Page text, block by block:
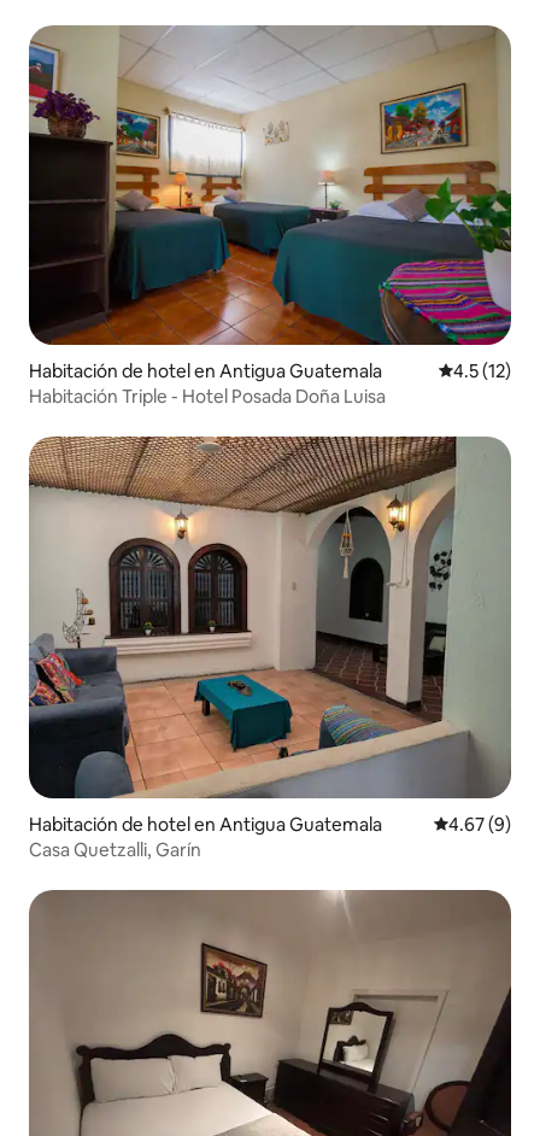
Habitación de hotel en Antigua Guatemala Calificación
4.5 (12)
Habitación Triple - Hotel Posada Doña Luisa
Habitación de hotel en Antigua Guatemala Calificación
4.67 (9)
Casa Quetzalli, Garín